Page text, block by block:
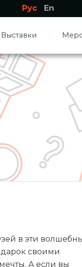
Рус En
Выставки
в эти
своими
А если вы